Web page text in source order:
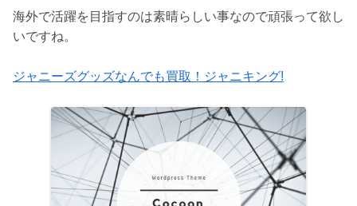
海外で活躍を目指すのは素晴らしい事なので頑張って欲し
いですね。
ジャニーズグッズなんでも買取！ジャニキング!